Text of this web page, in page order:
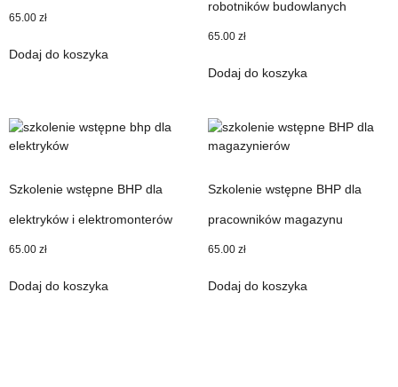
65.00 zł
Dodaj do koszyka
robotników budowlanych
65.00 zł
Dodaj do koszyka
Szkolenie wstępne BHP dla
elektryków i elektromonterów
65.00 zł
Dodaj do koszyka
Szkolenie wstępne BHP dla
pracowników magazynu
65.00 zł
Dodaj do koszyka